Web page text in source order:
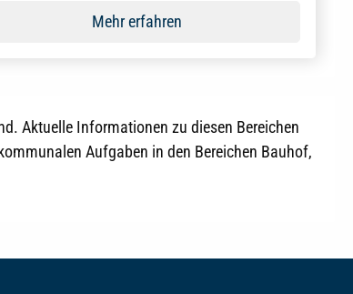
Mehr erfahren
Aktuelle Informationen zu diesen Bereichen
Aufgaben in den Bereichen Bauhof,